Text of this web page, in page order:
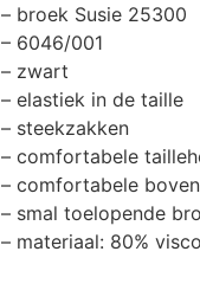
– broek Susie 25300
– 6046/001
– zwart
– elastiek in de taille
– steekzakken
– comfortabele
– comfortabele
– smal toelopende
– materiaal: 80%